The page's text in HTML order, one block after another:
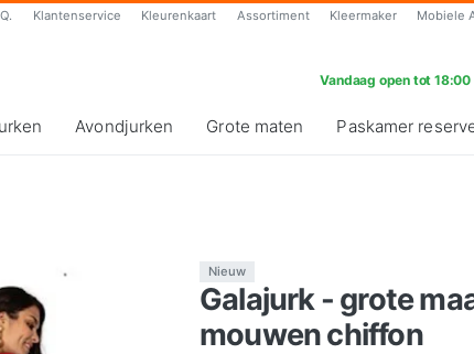
Klantenservice Kleurenkaart Assortiment Kleermaker Mobiele
Vandaag open tot 18:00
Avondjurken Grote maten Paskamer
Nieuw
Galajurk - grote
mouwen chiffon